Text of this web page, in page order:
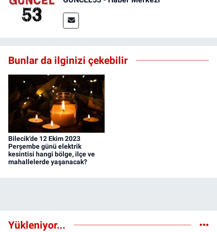
Bunlar da ilginizi çekebilir
Bilecik’de 12 Ekim 2023
Perşembe günü elektrik
kesintisi hangi bölge, ilçe ve
mahallelerde yaşanacak?
Yükleniyor...